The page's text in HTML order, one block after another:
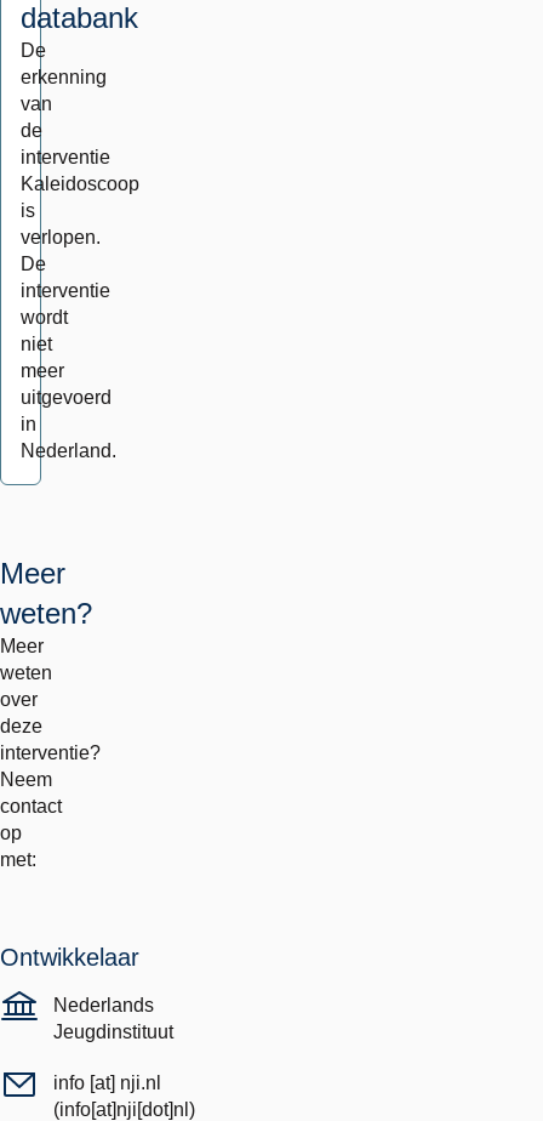
databank
De
erkenning
van
de
interventie
Kaleidoscoop
is
verlopen.
De
interventie
wordt
niet
meer
uitgevoerd
in
Nederland.
Meer
weten?
Meer
weten
over
deze
interventie?
Neem
contact
op
met:
Ontwikkelaar
Nederlands
Jeugdinstituut
info [at] nji.nl
(info[at]nji[dot]nl)